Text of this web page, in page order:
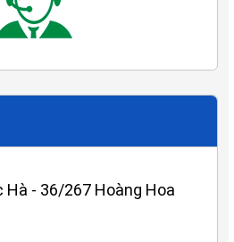
- 36/267 Hoàng Hoa